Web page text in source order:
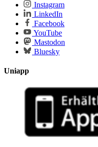
Instagram
LinkedIn
Facebook
YouTube
Mastodon
Bluesky
Uniapp